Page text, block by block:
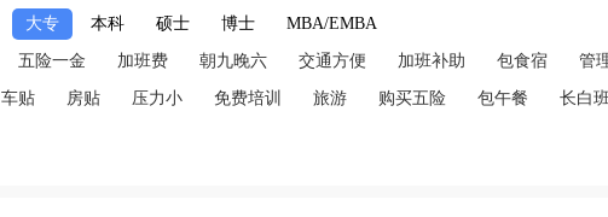
大专 本科 硕士 博士 MBA/EMBA
五险一金 加班费 朝九晚六 交通方便 加班补助 包食宿 管
车贴 房贴 压力小 免费培训 旅游 购买五险 包午餐 长白